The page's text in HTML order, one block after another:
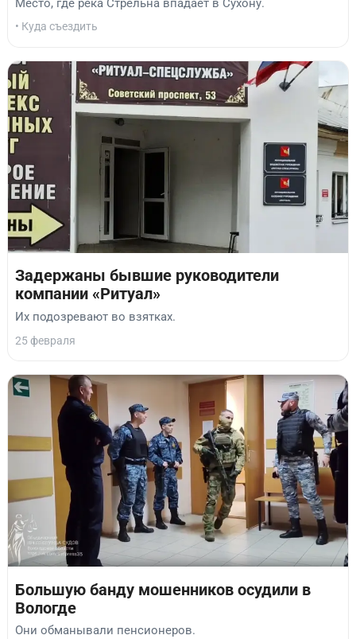
• Куда съездить
Задержаны бывшие руководители
компании «Ритуал»
Их подозревают во взятках.
25 февраля
Большую банду мошенников осудили в
Вологде
Они обманывали пенсионеров.